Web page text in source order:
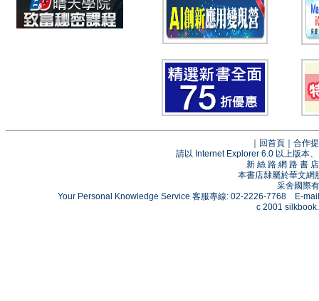
回首頁
合作
請以 Internet Explorer 6.0 以上版本
新 絲 路 網 路 書
本書店隸屬於華文網
采舍國際
Your Personal Knowledge Service 客服專線: 02-2226-7768 E-
c 2001